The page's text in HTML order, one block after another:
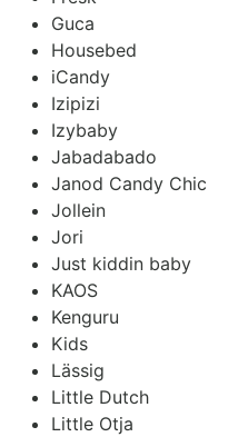
Guca
Housebed
iCandy
Izipizi
Izybaby
Jabadabado
Janod Candy Chic
Jollein
Jori
Just kiddin baby
KAOS
Kenguru
Kids
Lässig
Little Dutch
Little Otja